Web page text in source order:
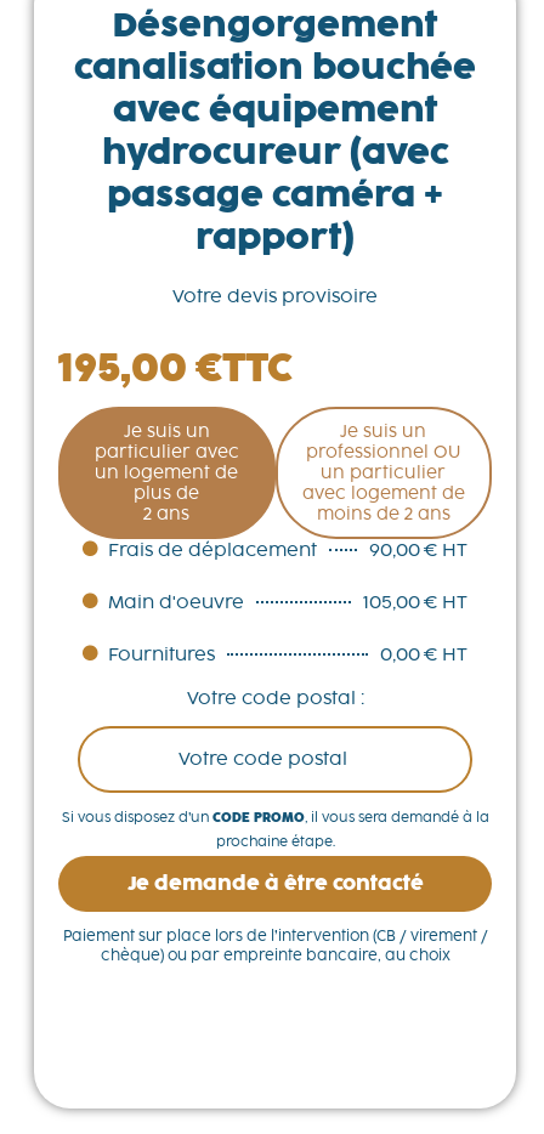
Désengorgement
canalisation bouchée
avec équipement
hydrocureur (avec
passage caméra +
rapport)
Votre devis provisoire
195,00€TTC
Je suis un
particulier avec
un logement de
plus de
2 ans
Je suis un
professionnel OU
un particulier
avec logement de
moins de 2 ans
Frais de déplacement 90,00 € HT
Main d'oeuvre 105,00 € HT
Fournitures
0,00 € HT
Votre code postal :
Si vous disposez d’un CODE PROMO, il vous sera demandé à la
prochaine étape.
Je demande à être contacté
Paiement sur place lors de l’intervention (CB / virement /
chèque) ou par empreinte bancaire, au choix